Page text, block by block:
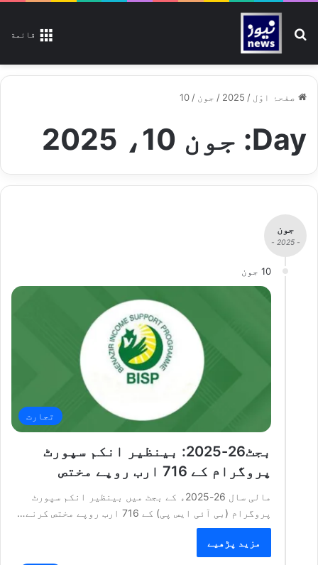
قائمة تلاش کیجیے
صفحۂ اوّل /
2025
/ جون /
10
Day: جون 10، 2025
جون
- 2025 -
10 جون
تجارت
بجٹ26-2025: بینظیر انکم سپورٹ
پروگرام کے 716 ارب روپے مختص
مالی سال 26-2025ء کے بجٹ میں بینظیر انکم سپورٹ
پروگرام (بی آئی ایس پی) کے 716 ارب روپے مختص کرنے…
مزید پڑھیے